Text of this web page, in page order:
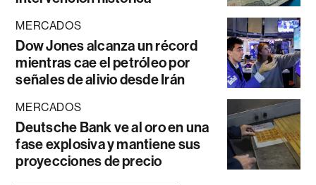
MERCADOS
Dow Jones alcanza un récord
mientras cae el petróleo por
señales de alivio desde Irán
MERCADOS
Deutsche Bank ve al oro en una
fase explosiva y mantiene sus
proyecciones de precio